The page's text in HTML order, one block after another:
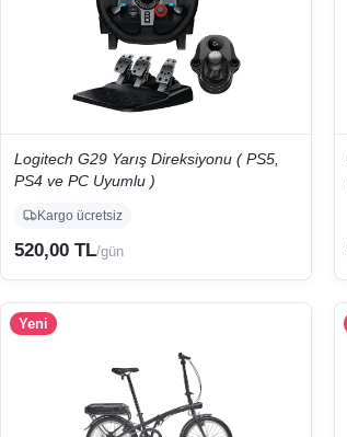
Logitech G29 Yarış Direksiyonu ( PS5,
PS4 ve PC Uyumlu )
Kargo ücretsiz
520,00 TL/gün
Yeni